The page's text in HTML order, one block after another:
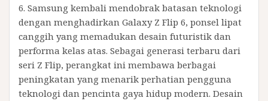
6. Samsung kembali mendobrak batasan teknologi
dengan menghadirkan Galaxy Z Flip 6, ponsel lipat
canggih yang memadukan desain futuristik dan
performa kelas atas. Sebagai generasi terbaru dari
seri Z Flip, perangkat ini membawa berbagai
peningkatan yang menarik perhatian pengguna
teknologi dan pencinta gaya hidup modern. Desain